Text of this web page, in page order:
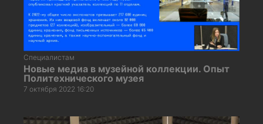
Специалистам
Новые медиа в музейной коллекции. Опыт
Политехнического музея
7 октября 2022 16:20